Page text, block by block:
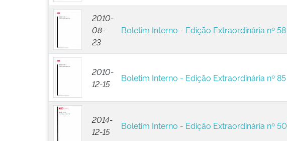
2010-
08-
23
Boletim Interno - Edição Extraordinária nº 58
2010-
12-15
Boletim Interno - Edição Extraordinária nº 85
2014-
12-15
Boletim Interno - Edição Extraordinária nº 50